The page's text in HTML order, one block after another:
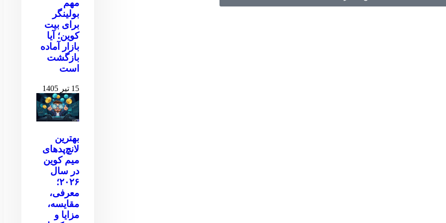
مهم
بولینگر
برای بیت
کوین‌‌؛ آیا
بازار آماده
بازگشت
است
15 تیر 1405
بهترین
لانچ‌پدهای
میم کوین
در سال
۲۰۲۶؛
معرفی،
مقایسه،
مزایا و